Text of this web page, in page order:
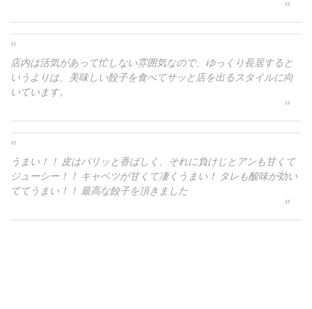
店内は活気があって忙しない雰囲気なので、ゆっくり長居すると
いうよりは、美味しい餃子を食べてサッと店を出るスタイルに向
いています。
うまい！！ 皮はパリッと香ばしく、それに負けじとアンも甘くて
ジューシー！！ キャベツが甘くて凄くうまい！ タレも酸味が効い
ててうまい！！ 最高な餃子を頂きました